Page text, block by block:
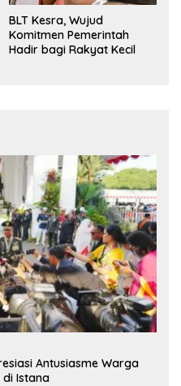
BLT Kesra, Wujud
Komitmen Pemerintah
Hadir bagi Rakyat Kecil
Antusiasme Warga
di Istana